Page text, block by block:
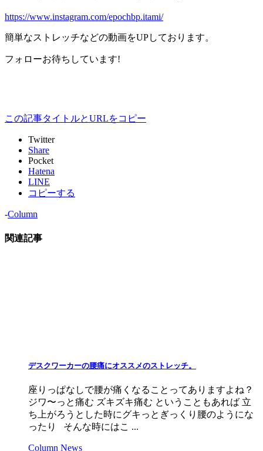
https://www.instagram.com/epochbp.itami/
簡単なストレッチなどの動画をUPしております。
フォローお待ちしています!
この記事タイトルとURLをコピー
Twitter
Share
Pocket
Hatena
LINE
コピーする
-Column
関連記事
デスクワーカーの腰痛にオススメのストレッチ。
座りっぱなしで腰が痛くなることってありますよね？
ジワ〜っと痛む ズキズキ痛む ということもあれば 立
ち上がろうとした時にグキっとぎっくり腰のようにな
ったり そんな時にはこ ...
Column News